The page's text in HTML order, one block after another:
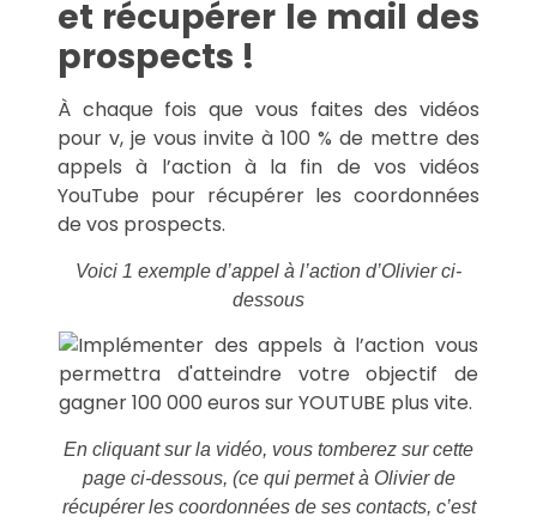
et récupérer le mail des
prospects !
À chaque fois que vous faites des vidéos
pour v, je vous invite à 100 % de mettre des
appels à l’action à la fin de vos vidéos
YouTube pour récupérer les coordonnées
de vos prospects.
Voici 1 exemple d’appel à l’action d’Olivier ci-
dessous
En cliquant sur la vidéo, vous tomberez sur cette
page ci-dessous, (ce qui permet à Olivier de
récupérer les coordonnées de ses contacts, c’est